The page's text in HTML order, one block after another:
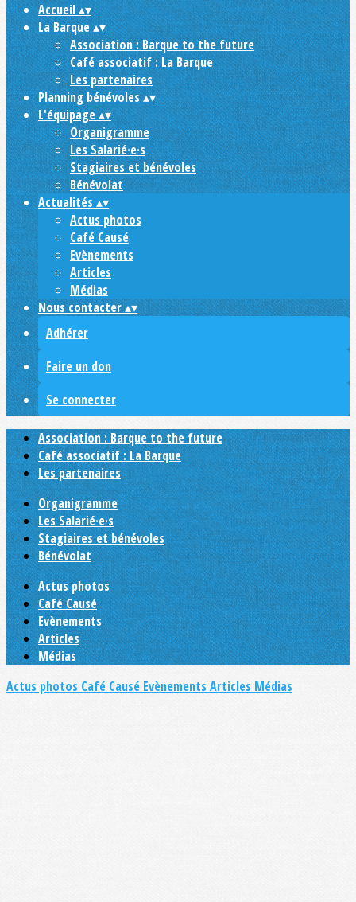
Accueil▴▾
La Barque▴▾
Association : Barque to the future
Café associatif : La Barque
Les partenaires
Planning bénévoles▴▾
L'équipage▴▾
Organigramme
Les Salarié·e·s
Stagiaires et bénévoles
Bénévolat
Actualités ▴▾
Actus photos
Café Causé
Evènements
Articles
Médias
Nous contacter▴▾
Adhérer
Faire un don
Se connecter
Association : Barque to the future
Café associatif : La Barque
Les partenaires
Organigramme
Les Salarié·e·s
Stagiaires et bénévoles
Bénévolat
Actus photos
Café Causé
Evènements
Articles
Médias
Actus photos Café Causé EvènementsArticles Médias